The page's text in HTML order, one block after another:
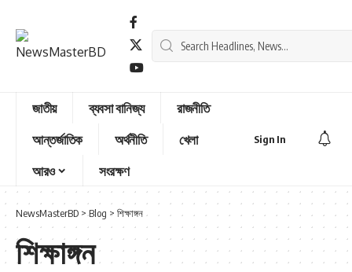
জাতীয় ব্যবসা বানিজ্য
রাজনীতি
আন্তর্জাতিক
অর্থনীতি
খেলা
আরও
সংরক্ষণ
Sign In
NewsMasterBD >Blog > শিক্ষাঙ্গন
শিক্ষাঙ্গন